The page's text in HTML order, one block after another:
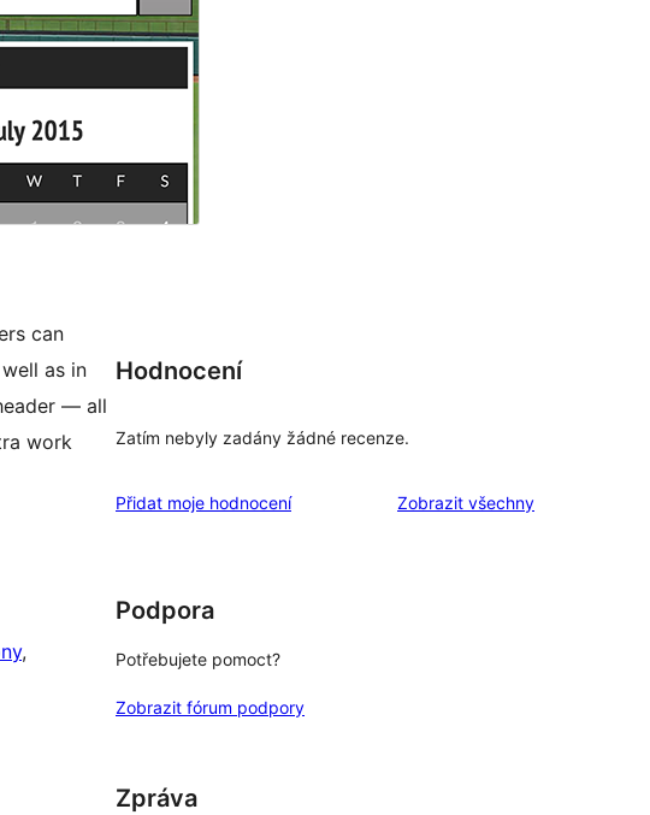
can
as in
— all
work
Hodnocení
Zatím nebyly zadány žádné recenze.
Přidat moje hodnocení Zobrazit všechnyrecenze
Podpora
Potřebujete pomoct?
Zobrazit fórum podpory
Zpráva